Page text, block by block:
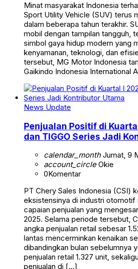
Minat masyarakat Indonesia
Sport Utility Vehicle (SUV) terus
dalam beberapa tahun terakhir.
mobil dengan tampilan tangguh,
simbol gaya hidup modern yang
kenyamanan, teknologi, dan
tersebut, MG Motor Indonesia
Gaikindo Indonesia International
News Update
Penjualan Positif di
dan TIGGO Series Jadi
calendar_monthJumat, 9
account_circleOkie
0Komentar
PT Chery Sales Indonesia (CSI)
eksistensinya di industri otomotif
capaian penjualan yang
2025. Selama periode tersebut,
angka penjualan retail sebesar
lantas mencerminkan kenaikan
dibandingkan bulan sebelumnya
penjualan retail 1.327 unit,
penjualan di […]